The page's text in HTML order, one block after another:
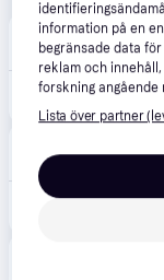
ABOUT
Fri frakt,
Produkten finns
information på en
begränsade data
reklam och
forskning angående
Lista över partner